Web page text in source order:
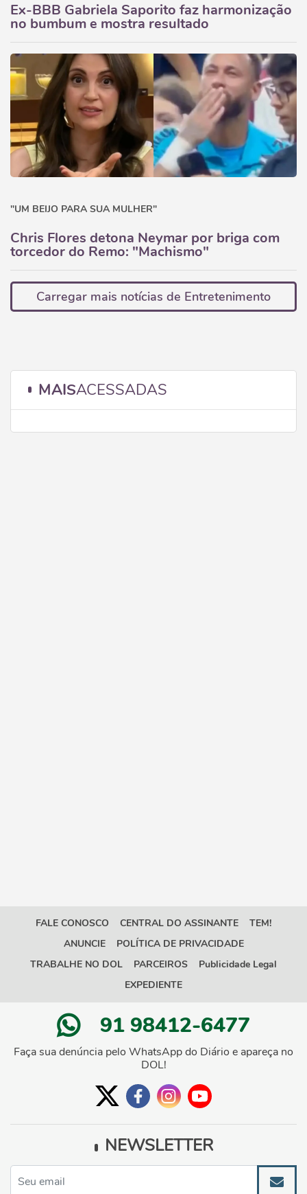
Ex-BBB Gabriela Saporito faz harmonização
no bumbum e mostra resultado
"UM BEIJO PARA SUA MULHER"
Chris Flores detona Neymar por briga com
torcedor do Remo: "Machismo"
Carregar mais notícias de Entretenimento
MAISACESSADAS
FALE CONOSCO CENTRAL DO ASSINANTE
TEM!
ANUNCIE
POLÍTICA DE PRIVACIDADE
TRABALHE NO DOL
PARCEIROS
Publicidade Legal
EXPEDIENTE
91 98412-6477
Faça sua denúncia pelo WhatsApp do Diário e apareça no
DOL!
NEWSLETTER